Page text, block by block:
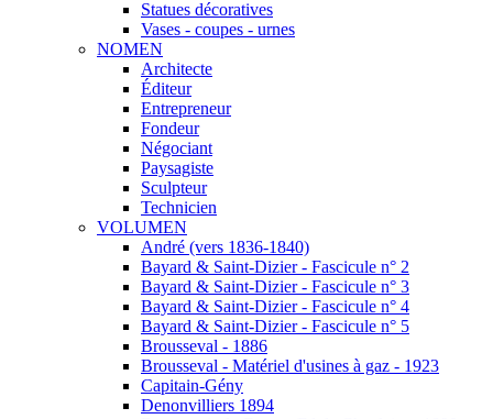
Statues décoratives
Vases - coupes - urnes
NOMEN
Architecte
Éditeur
Entrepreneur
Fondeur
Négociant
Paysagiste
Sculpteur
Technicien
VOLUMEN
André (vers 1836-1840)
Bayard & Saint-Dizier - Fascicule n° 2
Bayard & Saint-Dizier - Fascicule n° 3
Bayard & Saint-Dizier - Fascicule n° 4
Bayard & Saint-Dizier - Fascicule n° 5
Brousseval - 1886
Brousseval - Matériel d'usines à gaz - 1923
Capitain-Gény
Denonvilliers 1894